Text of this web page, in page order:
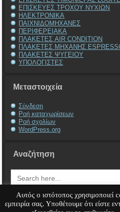
ΕΠΙΣΚΕΥΕΣ ΤΡΟΧΟΥ ΝΥΧΙΩΝ
ΗΛΕΚΤΡΟΝΙΚΑ
ΠΑΙΧΝΙΔΟΜΗΧΑΝΕΣ
ΠΕΡΙΦΕΡΕΙΑΚΑ
ΠΛΑΚΕΤΕΣ AIR CONDITION
ΠΛΑΚΕΤΕΣ ΜΗΧΑΝΗΣ
ΠΛΑΚΕΤΕΣ ΨΥΓΕΙΟΥ
ΥΠΟΛΟΓΙΣΤΕΣ
Μεταστοιχεία
Σύνδεση
Ροή καταχωρίσεων
Ροή σχολίων
WordPress.org
Αναζήτηση
Search
for:
Αυτός ο ιστότοπος χρησιμοποιεί
εμπειρία σας. Υποθέτουμε ότι είστε